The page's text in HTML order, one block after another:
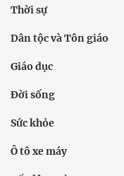
Thời sự
Dân tộc và Tôn giáo
Giáo dục
Đời sống
Sức khỏe
Ô tô xe máy